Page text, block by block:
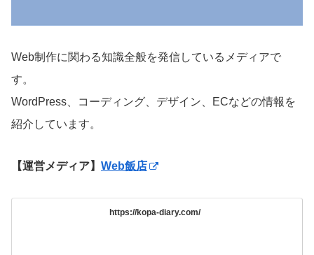
Web制作に関わる知識全般を発信しているメディアで
す。
WordPress、コーディング、デザイン、ECなどの情報を
紹介しています。
【運営メディア】 Web飯店
https://kopa-diary.com/